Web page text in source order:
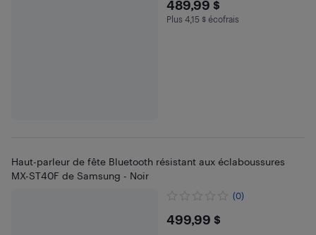
$489.99
489,99 $
Plus 4.15 $ en écofrais
Plus 4,15 $ écofrais
Haut-parleur de fête Bluetooth résistant aux éclaboussures
MX-ST40F de Samsung - Noir
(0)
$499.99
499,99 $